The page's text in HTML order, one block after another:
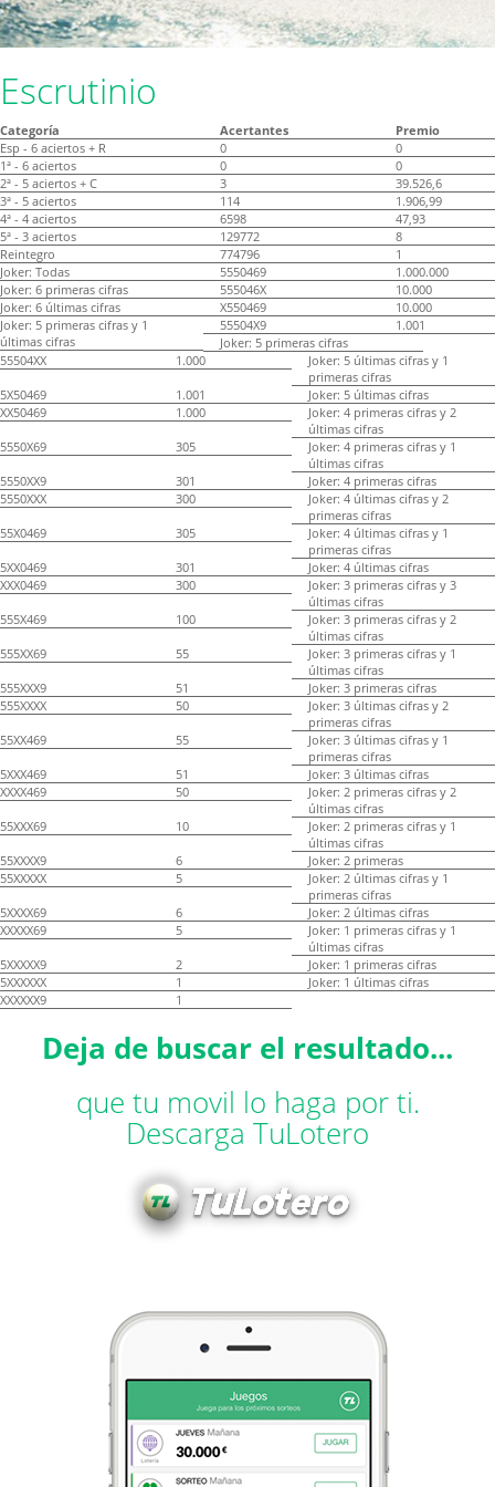
Escrutinio
Categoría Acertantes
Premio
Esp - 6 aciertos + R
0
0
1ª - 6 aciertos
0
0
2ª - 5 aciertos + C
3
39.526,6
3ª - 5 aciertos
114
1.906,99
4ª - 4 aciertos
6598
47,93
5ª - 3 aciertos
129772
8
Reintegro
774796
1
Joker: Todas
5550469
1.000.000
Joker: 6 primeras cifras
555046X
10.000
Joker: 6 últimas cifras
X550469
10.000
Joker: 5 primeras cifras y 1
últimas cifras
55504X9
1.001
Joker: 5 primeras cifras
55504XX
1.000
Joker: 5 últimas cifras y 1
primeras cifras
5X50469
1.001
Joker: 5 últimas cifras
XX50469
1.000
Joker: 4 primeras cifras y 2
últimas cifras
5550X69
305
Joker: 4 primeras cifras y 1
últimas cifras
5550XX9
301
Joker: 4 primeras cifras
5550XXX
300
Joker: 4 últimas cifras y 2
primeras cifras
55X0469
305
Joker: 4 últimas cifras y 1
primeras cifras
5XX0469
301
Joker: 4 últimas cifras
XXX0469
300
Joker: 3 primeras cifras y 3
últimas cifras
555X469
100
Joker: 3 primeras cifras y 2
últimas cifras
555XX69
55
Joker: 3 primeras cifras y 1
últimas cifras
555XXX9
51
Joker: 3 primeras cifras
555XXXX
50
Joker: 3 últimas cifras y 2
primeras cifras
55XX469
55
Joker: 3 últimas cifras y 1
primeras cifras
5XXX469
51
Joker: 3 últimas cifras
XXXX469
50
Joker: 2 primeras cifras y 2
últimas cifras
55XXX69
10
Joker: 2 primeras cifras y 1
últimas cifras
55XXXX9
6
Joker: 2 primeras
55XXXXX
5
Joker: 2 últimas cifras y 1
primeras cifras
5XXXX69
6
Joker: 2 últimas cifras
XXXXX69
5
Joker: 1 primeras cifras y 1
últimas cifras
5XXXXX9
2
Joker: 1 primeras cifras
5XXXXXX
1
Joker: 1 últimas cifras
XXXXXX9
1
Deja de buscar el resultado...
que tu movil lo haga por ti.
Descarga TuLotero